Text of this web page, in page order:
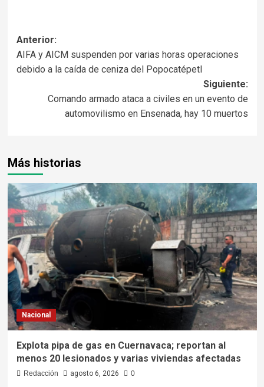
Anterior:
AIFA y AICM suspenden por varias horas operaciones
debido a la caída de ceniza del Popocatépetl
Siguiente:
Comando armado ataca a civiles en un evento de
automovilismo en Ensenada, hay 10 muertos
Más historias
Nacional
Explota pipa de gas en Cuernavaca; reportan al
menos 20 lesionados y varias viviendas afectadas
Redacción agosto 6, 2026 0